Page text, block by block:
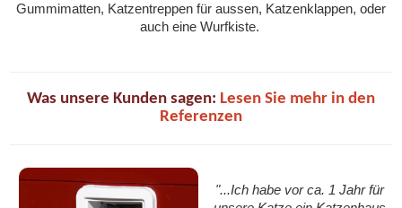
Gummimatten, Katzentreppen für aussen, Katzenklappen, oder
auch eine Wurfkiste.
Was unsere Kunden sagen: Lesen Sie mehr in den
Referenzen
"...Ich habe vor ca. 1 Jahr für